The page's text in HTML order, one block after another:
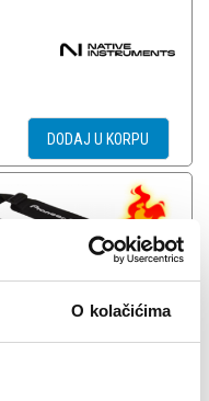
O kolačićima
DODAJ U KORPU